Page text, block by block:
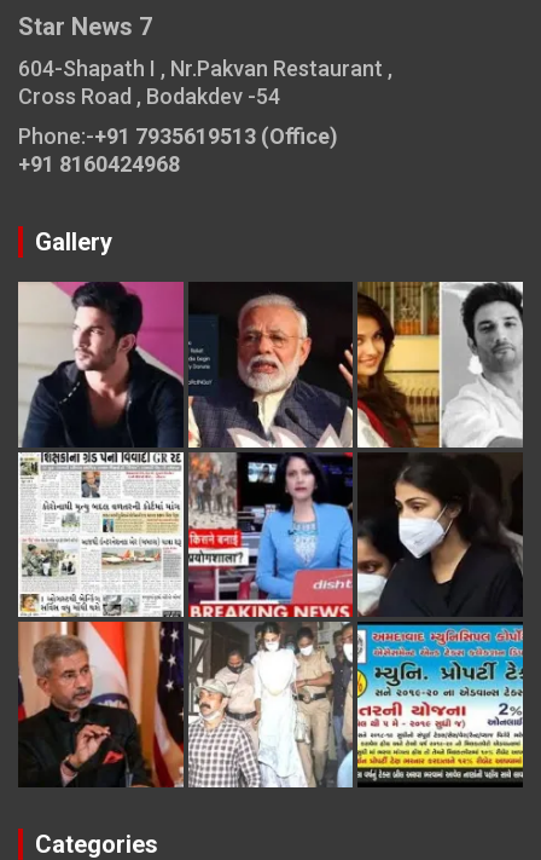
Star News 7
604-Shapath I , Nr.Pakvan Restaurant ,
Cross Road , Bodakdev -54
Phone:-+91 7935619513 (Office)
+91 8160424968
Gallery
Categories